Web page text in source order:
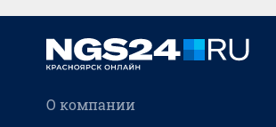
О компании